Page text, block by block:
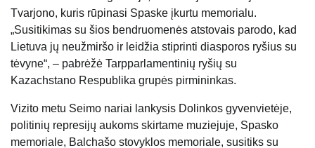
Tvarjono, kuris rūpinasi Spaske įkurtu memorialu.
„Susitikimas su šios bendruomenės atstovais parodo, kad
Lietuva jų neužmiršo ir leidžia stiprinti diasporos ryšius su
tėvyne“, – pabrėžė Tarpparlamentinių ryšių su
Kazachstano Respublika grupės pirmininkas.
Vizito metu Seimo nariai lankysis Dolinkos gyvenvietėje,
politinių represijų aukoms skirtame muziejuje, Spasko
memoriale, Balchašo stovyklos memoriale, susitiks su